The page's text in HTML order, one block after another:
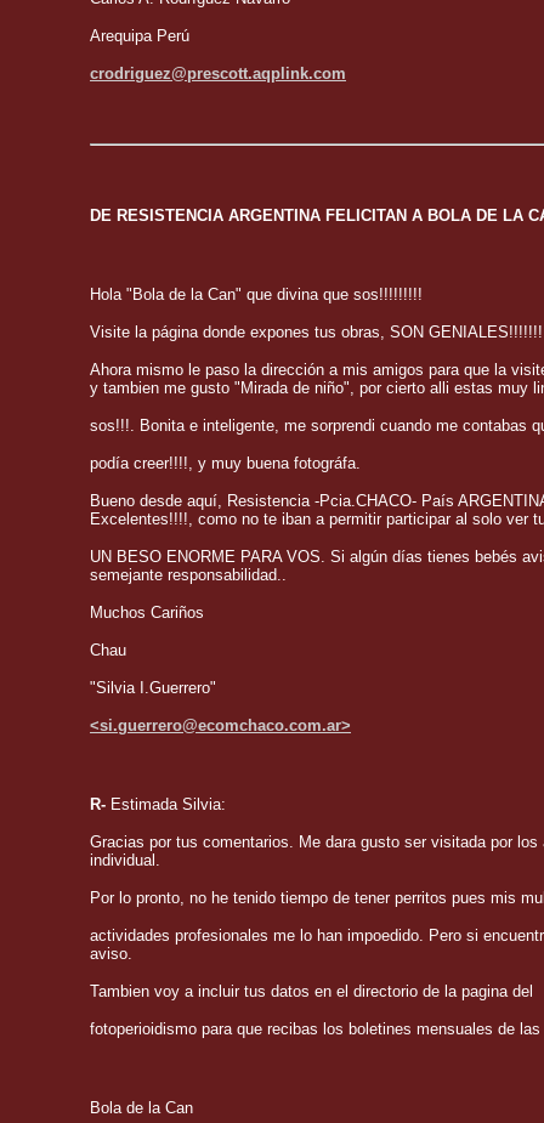
Arequipa Perú
crodriguez@prescott.aqplink.com
DE RESISTENCIA ARGENTINA FELICITAN A BOLA DE LA
Hola "Bola de la Can" que divina que sos!!!!!!!!!
Visite la página donde expones tus obras, SON
Ahora mismo le paso la dirección a mis amigos para que la
y tambien me gusto "Mirada de niño", por cierto alli estas muy
sos!!!. Bonita e inteligente, me sorprendi cuando me contabas
podía creer!!!!, y muy buena fotográfa.
Bueno desde aquí, Resistencia -Pcia.CHACO- País
Excelentes!!!!, como no te iban a permitir participar al solo ver
UN BESO ENORME PARA VOS. Si algún días tienes bebés
semejante responsabilidad..
Muchos Cariños
Chau
"Silvia I.Guerrero"
<si.guerrero@ecomchaco.com.ar>
R- Estimada Silvia:
Gracias por tus comentarios. Me dara gusto ser visitada por
individual.
Por lo pronto, no he tenido tiempo de tener perritos pues mis
actividades profesionales me lo han impoedido. Pero si
aviso.
Tambien voy a incluir tus datos en el directorio de la pagina del
fotoperioidismo para que recibas los boletines mensuales de
Bola de la Can